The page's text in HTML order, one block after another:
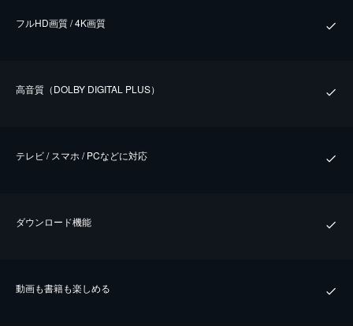
フルHD画質 / 4K画質
⾼⾳質（DOLBY DIGITAL PLUS）
テレビ / スマホ / PCなどに対応
ダウンロード機能
動画も書籍も楽しめる